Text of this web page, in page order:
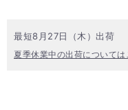
最短8月27日（木）出荷
夏季休業中の出荷については